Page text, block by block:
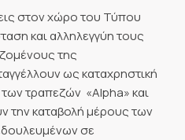
στον χώρο του Τύπου
και αλληλεγγύη τους
της
ως καταχρηστική
των τραπεζών «Αlpha» και
την καταβολή μέρους των
σε